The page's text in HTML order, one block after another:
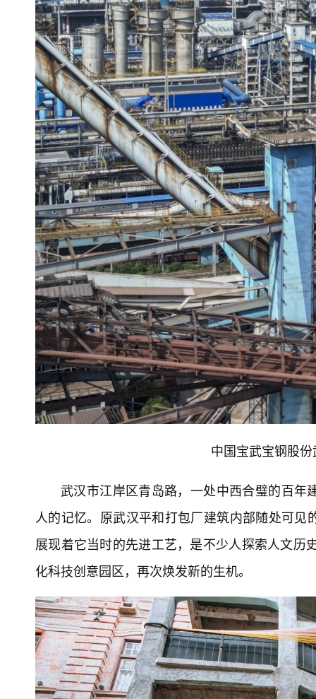
中国宝武宝钢股
武汉市江岸区青岛路，一处中西合璧的百
人的记忆。原武汉平和打包厂建筑内部随处可
展现着它当时的先进工艺，是不少人探索人文
化科技创意园区，再次焕发新的生机。